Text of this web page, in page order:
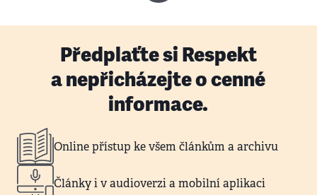
Předplaťte si Respekt
a nepřicházejte o cenné
informace.
Online přístup ke všem článkům a archivu
Články i v audioverzi a mobilní aplikaci